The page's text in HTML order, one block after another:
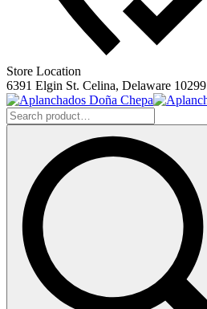
Store Location
6391 Elgin St. Celina, Delaware 10299